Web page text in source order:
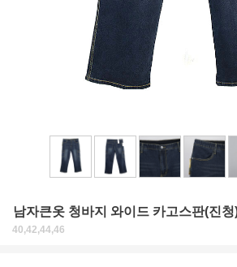
남자큰옷 청바지 와이드 카고스판(진
40,42,44,46